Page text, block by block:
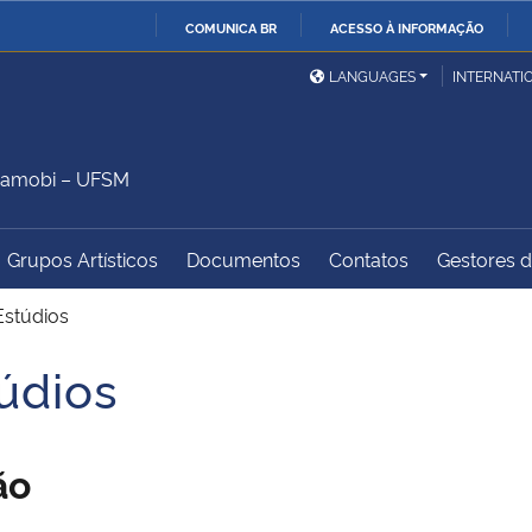
COMUNICA BR ACESSO À INFORMAÇÃO
Ministério da Defesa
Ministério das Relações
Exteriores
Ministério do
Desenvolvimento Regional
Controladoria-Geral da
Advocacia-Geral da União
LANGUAGES
– UFSM
Grupos Artísticos Documentos Contatos Gestores